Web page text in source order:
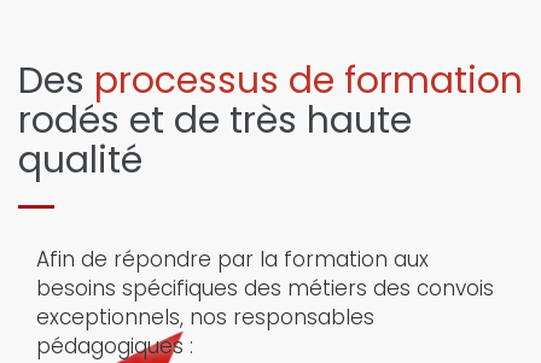
Des processus de formation
rodés et de très haute
qualité
Afin de répondre par la formation aux
besoins spécifiques des métiers des convois
exceptionnels, nos responsables
pédagogiques :